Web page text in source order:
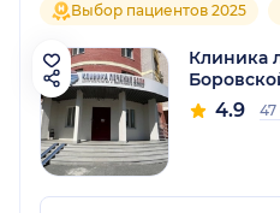
Выбор пациентов 2025
Клиника
4.9